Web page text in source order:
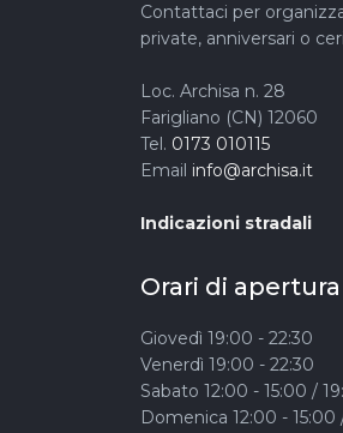
Contattaci per
private, anniversari o
Loc. Archisa n. 28
Farigliano (CN) 12060
Tel. 0173 010115
Email info@archisa.it
Indicazioni stradali
Orari di apertura
Giovedì 19:00 - 22:30
Venerdì 19:00 - 22:30
Sabato 12:00 - 15:00 /
Domenica 12:00 - 15:00